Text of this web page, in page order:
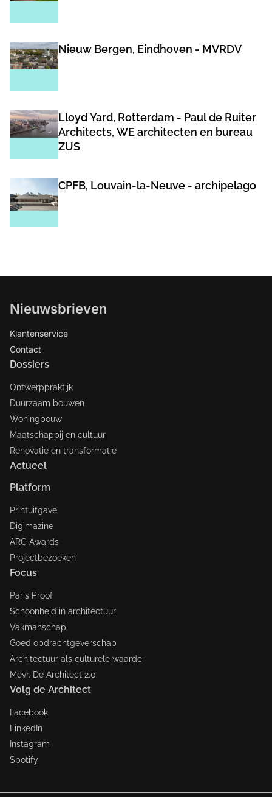
Nieuw Bergen, Eindhoven - MVRDV
Lloyd Yard, Rotterdam - Paul de Ruiter
Architects, WE architecten en bureau
ZUS
CPFB, Louvain-la-Neuve - archipelago
Nieuwsbrieven
Klantenservice
Contact
Dossiers
Ontwerppraktijk
Duurzaam bouwen
Woningbouw
Maatschappij en cultuur
Renovatie en transformatie
Actueel
Platform
Printuitgave
Digimazine
ARC Awards
Projectbezoeken
Focus
Paris Proof
Schoonheid in architectuur
Vakmanschap
Goed opdrachtgeverschap
Architectuur als culturele waarde
Mevr. De Architect 2.0
Volg de Architect
Facebook
LinkedIn
Instagram
Spotify